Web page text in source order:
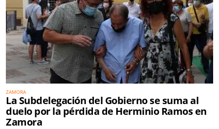
ZAMORA
La Subdelegación del Gobierno se suma al
duelo por la pérdida de Herminio Ramos en
Zamora